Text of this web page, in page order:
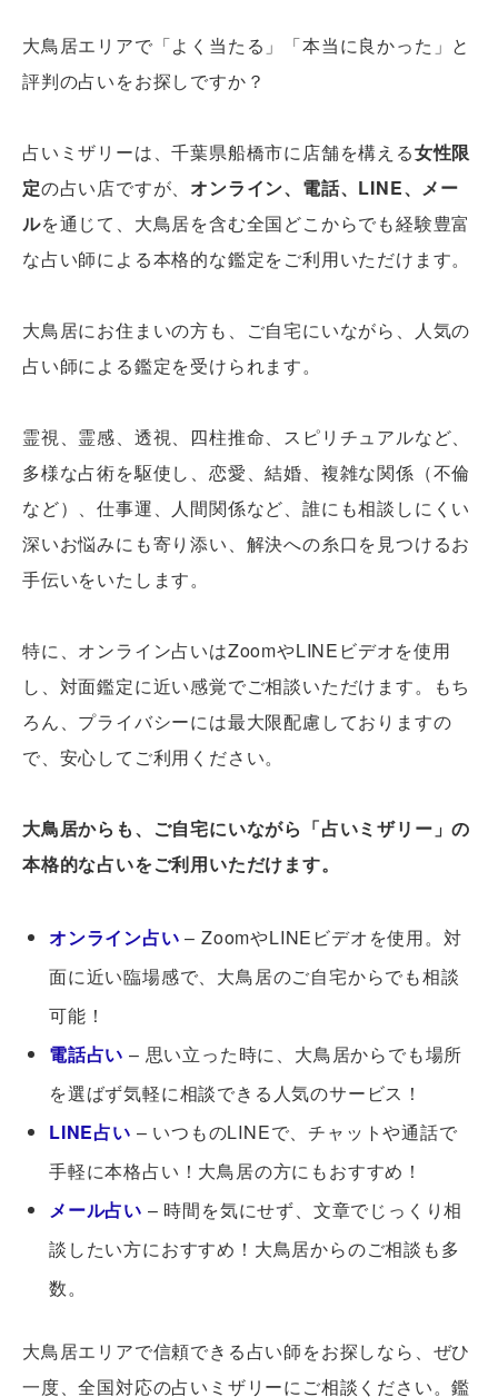
大鳥居エリアで「よく当たる」「本当に良かった」と
評判の占いをお探しですか？
占いミザリーは、千葉県船橋市に店舗を構える女性限
定の占い店ですが、 オンライン、電話、LINE、メー
ルを通じて、大鳥居を含む全国どこからでも経験豊富
な占い師による本格的な鑑定をご利用いただけます。
大鳥居にお住まいの方も、ご自宅にいながら、人気の
占い師による鑑定を受けられます。
霊視、霊感、透視、四柱推命、スピリチュアルなど、
多様な占術を駆使し、恋愛、結婚、複雑な関係（不倫
など）、仕事運、人間関係など、誰にも相談しにくい
深いお悩みにも寄り添い、解決への糸口を見つけるお
手伝いをいたします。
特に、オンライン占いはZoomやLINEビデオを使用
し、対面鑑定に近い感覚でご相談いただけます。もち
ろん、プライバシーには最大限配慮しておりますの
で、安心してご利用ください。
大鳥居からも、ご自宅にいながら「占いミザリー」の
本格的な占いをご利用いただけます。
オンライン占い – ZoomやLINEビデオを使用。対
面に近い臨場感で、大鳥居のご自宅からでも相談
可能！
電話占い – 思い立った時に、大鳥居からでも場所
を選ばず気軽に相談できる人気のサービス！
LINE占い – いつものLINEで、チャットや通話で
手軽に本格占い！大鳥居の方にもおすすめ！
メール占い – 時間を気にせず、文章でじっくり相
談したい方におすすめ！大鳥居からのご相談も多
数。
大鳥居エリアで信頼できる占い師をお探しなら、ぜひ
一度、全国対応の占いミザリーにご相談ください。鑑